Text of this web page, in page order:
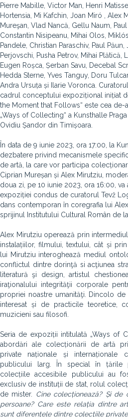
Pierre Mabille, Victor Man, Henri
Hortensia, Mi Kafchin, Joan Miró , Alex
Mureşan, Vlad Nancă, Gellu Naum,
Constantin Nisipeanu, Mihai Olos,
Pandele, Christian Paraschiv, Paul
Perjovschi, Pusha Petrov, Mihai Plătică,
Eugen Roșca, Șerban Savu, Decebal
Hedda Sterne, Yves Tanguy, Doru
Andra Ursuța și Ilarie Voronca.
cadrul conceptului expozițional inițiat
the Moment that Follows“ este cea
„Ways of Collecting“ a Kunsthalle
Ovidiu Șandor din Timișoara.
În data de 9 iunie 2023, ora 17:00, la
dezbatere privind mecanismele
de artă, la care vor participa
Ciprian Mureșan și Alex Mirutziu,
doua zi, pe 10 iunie 2023, ora 16:00, va
expoziției condus de curatorul Tevž
dans contemporan în coregrafia lui
sprijinul Institutului Cultural Român de la
Alex Mirutziu operează prin
instalațiilor, filmului, textului, cât și
lui Mirutziu interoghează mediul
conflictul dintre dorinţă si acţiunea
literatură şi design, artistul
iraţionalului integrităţii corporale
propriei noastre umanităţi. Dincolo de
interesat și de practicile teoretice,
muzicieni sau filosofi.
Seria de expoziții intitulată „Ways of
abordări ale colecționării de artă
private naționale și internaționale
publicului larg. În special în țările
colecțiile accesibile publicului au
exclusiv de instituții de stat, rolul
de mister. Cine colecționează? Și de
persoane? Care este relația dintre
sunt diferențele dintre colecțiile